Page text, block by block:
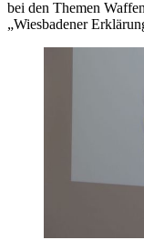
bei den Themen
„Wiesbadener